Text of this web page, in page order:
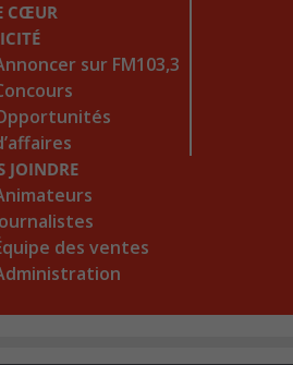
CŒUR
sur FM103,3
JOINDRE
des ventes